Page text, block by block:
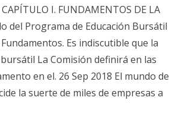
I. FUNDAMENTOS DE LA
del Programa de Educación Bursátil
Es indiscutible que la
La Comisión definirá en las
en el. 26 Sep 2018 El mundo de
la suerte de miles de empresas a